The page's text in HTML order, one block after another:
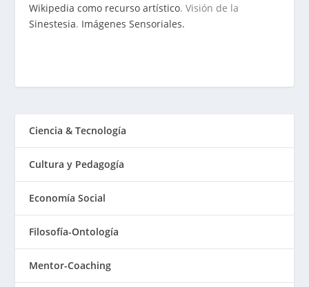
Wikipedia como recurso artístico. Visión de la
Sinestesia. Imágenes Sensoriales.
Ciencia & Tecnología
Cultura y Pedagogía
Economía Social
Filosofía-Ontología
Mentor-Coaching